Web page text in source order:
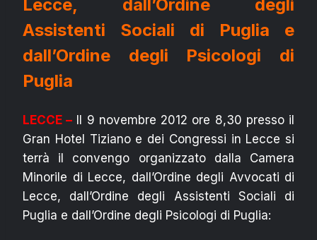
Lecce, dall’Ordine degli
Assistenti Sociali di Puglia e
dall’Ordine degli Psicologi di
Puglia
LECCE – Il 9 novembre 2012 ore 8,30 presso il
Gran Hotel Tiziano e dei Congressi in Lecce si
terrà il convengo organizzato dalla Camera
Minorile di Lecce, dall’Ordine degli Avvocati di
Lecce, dall’Ordine degli Assistenti Sociali di
Puglia e dall’Ordine degli Psicologi di Puglia: